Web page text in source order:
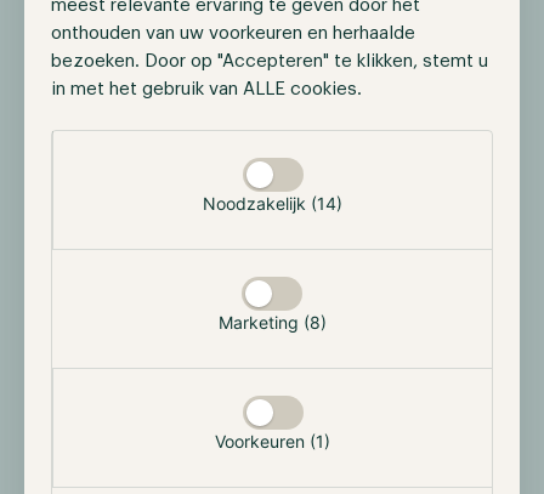
meest relevante ervaring te geven door het
onthouden van uw voorkeuren en herhaalde
bezoeken. Door op "Accepteren" te klikken, stemt u
in met het gebruik van ALLE cookies.
Noodzakelijk (14)
Marketing (8)
Voorkeuren (1)
Zweden en Zwitserland, die hun rentes ook recent
hebben verlaagd. Hoewel dit enige verlichting bood
voor de financiële markten, ligt de grootste focus op
Veel analisten verwachten dat er dit jaar slechts één of
twee renteverlagingen zullen plaatsvinden in plaats
van de eerder verwachte drie. Daarentegen heeft
senator Elizabeth Warren een brief geschreven waarin
ze de Federal Reserve aanspoort om het voorbeeld
van de ECB te volgen, met het argument dat hoge
rentes de economie schaden. Het is echter zeer